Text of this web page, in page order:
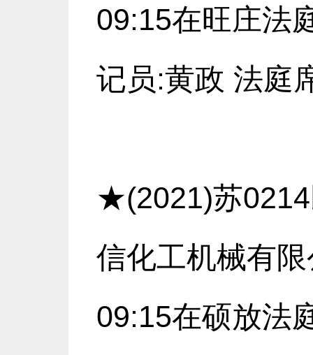
09:15在旺庄法
记员:黄政 法庭
★(2021)苏
信化工机械有
09:15在硕放法